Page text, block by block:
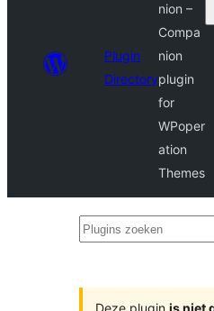
Plugin
Directory
nion –
Compa
nion
plugin
for
WPoper
ation
Themes
Plugins
Deze plugin is niet